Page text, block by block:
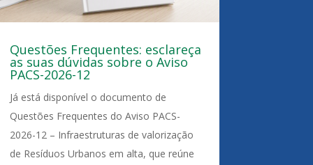
Questões Frequentes: esclareça
as suas dúvidas sobre o Aviso
PACS-2026-12
Já está disponível o documento de
Questões Frequentes do Aviso PACS-
2026-12 – Infraestruturas de valorização
de Resíduos Urbanos em alta, que reúne